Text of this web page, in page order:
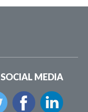
SOCIAL MEDIA